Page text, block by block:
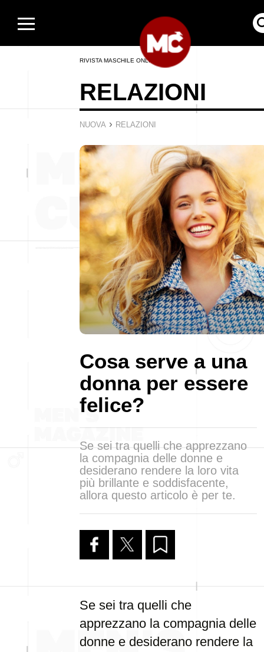
RIVISTA MASCHILE ONLINE
RELAZIONI
NUOVA › RELAZIONI
Cosa serve a una
donna per essere
felice?
Se sei tra quelli che apprezzano
la compagnia delle donne e
desiderano rendere la loro vita
più brillante e soddisfacente,
allora questo articolo è per te.
Se sei tra quelli che
apprezzano la compagnia delle
donne e desiderano rendere la